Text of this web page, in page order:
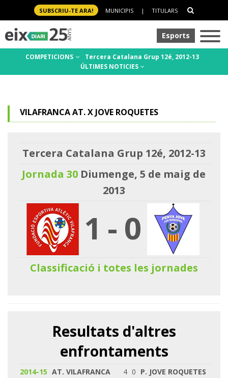
SUBSCRIU-TE ARA! MUNICIPIS | TITULARS
Esports
COMPETICIONS
Tercera Catalana Grup 12é, 2012-13
ÚLTIMES NOTICIES
VILAFRANCA AT. X JOVE ROQUETES
Tercera Catalana Grup 12é, 2012-13
Jornada 30 Diumenge, 5 de maig de
2013
1 - 0
Classificació i totes les jornades
Resultats d'altres
enfrontaments
2014-15 AT. VILAFRANCA 4 0 P. JOVE ROQUETES